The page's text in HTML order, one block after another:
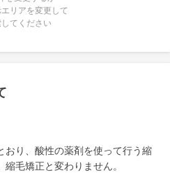
リアを変更して
てください
おり、酸性の薬剤を使って行う縮
毛矯正と変わりません。